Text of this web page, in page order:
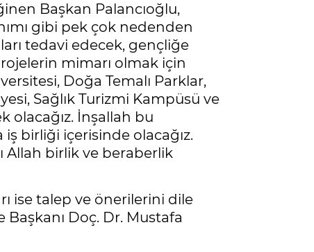
Başkan Palancıoğlu,
gibi pek çok nedenden
tedavi edecek, gençliğe
mimarı olmak için
Doğa Temalı Parklar,
Sağlık Turizmi Kampüsü ve
olacağız. İnşallah bu
birliği içerisinde olacağız.
Allah birlik ve beraberlik
ise talep ve önerilerini dile
Doç. Dr. Mustafa